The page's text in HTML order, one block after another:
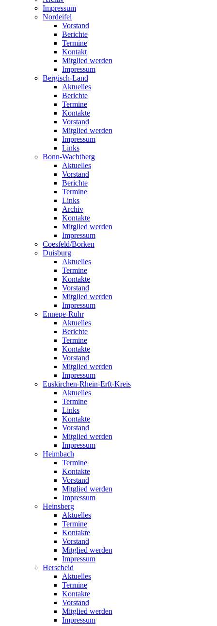
Impressum
Nordeifel
Vorstand
Berichte
Termine
Kontakt
Mitglied werden
Impressum
Bergisch-Land
Aktuelles
Berichte
Termine
Kontakte
Vorstand
Mitglied werden
Impressum
Links
Bonn-Wachtberg
Aktuelles
Vorstand
Berichte
Termine
Links
Archiv
Kontakte
Mitglied werden
Impressum
Coesfeld/Borken
Duisburg
Aktuelles
Termine
Kontakte
Vorstand
Mitglied werden
Impressum
Ennepe-Ruhr
Aktuelles
Berichte
Termine
Kontakte
Vorstand
Mitglied werden
Impressum
Euskirchen-Rhein-Erft-Kreis
Aktuelles
Termine
Links
Kontakte
Vorstand
Mitglied werden
Impressum
Heimbach
Termine
Kontakte
Vorstand
Mitglied werden
Impressum
Heinsberg
Aktuelles
Termine
Kontakte
Vorstand
Mitglied werden
Impressum
Herscheid
Aktuelles
Termine
Kontakte
Vorstand
Mitglied werden
Impressum